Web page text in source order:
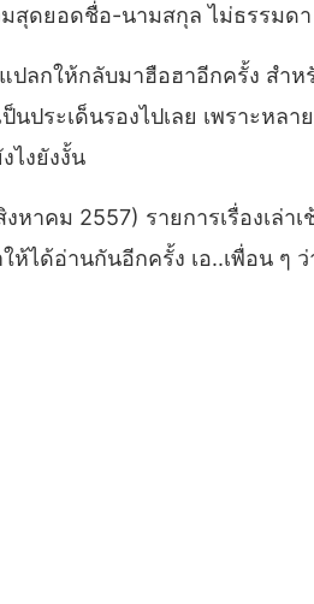
สุดยอดชื่อ-นามสกุล ไม่ธรรมดา
ปลกให้กลับมาฮือฮาอีกครั้ง สำห
นประเด็นรองไปเลย เพราะห
ไงยังงั้น
หาคม 2557) รายการเรื่องเล่
ให้ได้อ่านกันอีกครั้ง เอ..เพื่อน ๆ